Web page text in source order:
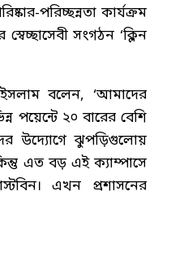
পরিচ্ছন্নতা কার্যক্রম
সংগঠন ‘ক্লিন
বলেন, ‘আমাদের
পয়েন্টে ২০ বারের বেশি
উদ্যোগে ঝুপড়িগুলোয়
এত বড় এই ক্যাম্পাসে
এখন প্রশাসনের